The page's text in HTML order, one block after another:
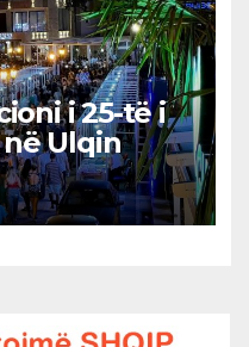
i 25-të i
Ulqin